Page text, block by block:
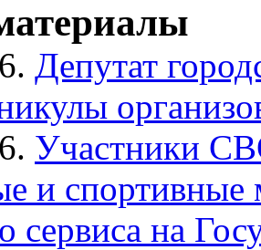
Депутат
Участники
и
сервиса на